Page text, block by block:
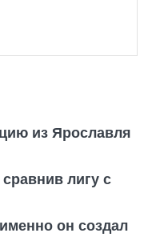
из Ярославля
лигу с
он создал